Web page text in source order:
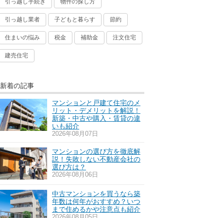
引っ越し業者 子どもと暮らす 節約
住まいの悩み 税金 補助金 注文住宅
建売住宅
新着の記事
マンションと戸建て住宅のメ
リット・デメリットを解説！
新築・中古や購入・賃貸の違
いも紹介
2026年08月07日
マンションの選び方を徹底解
説！失敗しない不動産会社の
選び方は？
2026年08月06日
中古マンションを買うなら築
年数は何年がおすすめ？いつ
まで住めるかや注意点も紹介